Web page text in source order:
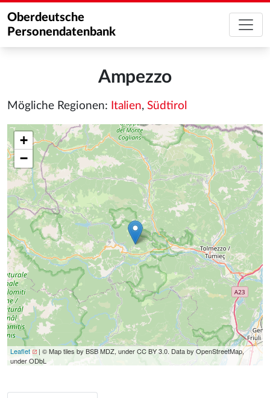
Oberdeutsche
Personendatenbank
Ampezzo
Mögliche Regionen: Italien, Südtirol
+
−
Leaflet
| © Map tiles by BSB MDZ, under CC BY 3.0. Data by OpenStreetMap,
under ODbL